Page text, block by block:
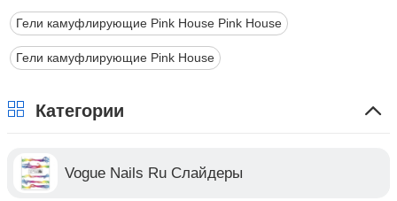
Гели камуфлирующие Pink House Pink House
Гели камуфлирующие Pink House
Категории
Vogue Nails Ru Слайдеры